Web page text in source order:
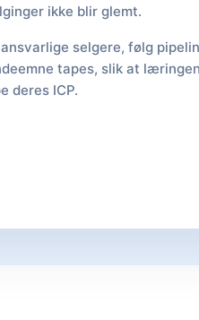
ikke blir glemt.
selgere, følg
tapes, slik at
deres ICP.